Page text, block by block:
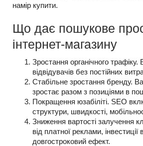
намір купити.
Що дає пошукове
інтернет-магазину
Зростання органічного
відвідувачів без постійних
Стабільне зростання бренду.
зростає разом з позиціями в
Покращення юзабіліті. SEO
структури, швидкості,
Зниження вартості залучення
від платної реклами,
довгостроковий ефект.